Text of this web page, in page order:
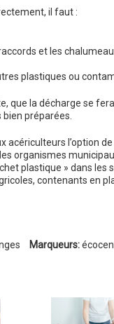
il faut :
et les
plastiques ou
que la décharge se
préparées.
l’option
organismes
plastique » dans les
contenants en
Marqueurs: